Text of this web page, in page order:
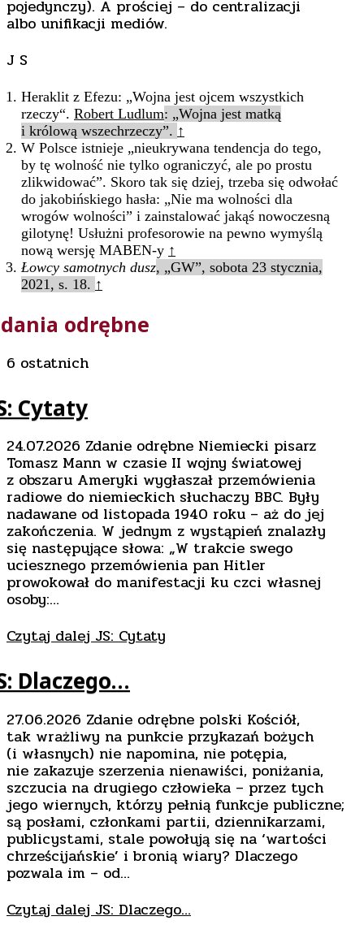
pojedynczy). A prościej – do centralizacji
albo unifikacji mediów.
J S
Heraklit z Efezu: „Wojna jest ojcem wszystkich
rzeczy“. Robert Ludlum: „Wojna jest matką
i królową wszechrzeczy”. ↑
W Polsce istnieje „nieukrywana tendencja do tego,
by tę wolność nie tylko ograniczyć, ale po prostu
zlikwidować”. Skoro tak się dziej, trzeba się odwołać
do jakobińskiego hasła: „Nie ma wolności dla
wrogów wolności” i zainstalować jakąś nowoczesną
gilotynę! Usłużni profesorowie na pewno wymyślą
nową wersję MABEN-y ↑
Łowcy samotnych dusz, „GW”, sobota 23 stycznia,
2021, s. 18. ↑
odrębne
6 ostatnich
Cytaty
24.07.2026 Zdanie odrębne Niemiecki pisarz
Tomasz Mann w czasie II wojny światowej
z obszaru Ameryki wygłaszał przemówienia
radiowe do niemieckich słuchaczy BBC. Były
nadawane od listopada 1940 roku – aż do jej
zakończenia. W jednym z wystąpień znalazły
się następujące słowa: „W trakcie swego
uciesznego przemówienia pan Hitler
prowokował do manifestacji ku czci własnej
osoby:…
Czytaj dalejJS: Cytaty
Dlaczego…
27.06.2026 Zdanie odrębne polski Kościół,
tak wrażliwy na punkcie przykazań bożych
(i własnych) nie napomina, nie potępia,
nie zakazuje szerzenia nienawiści, poniżania,
szczucia na drugiego człowieka – przez tych
jego wiernych, którzy pełnią funkcje publiczne;
są posłami, członkami partii, dziennikarzami,
publicystami, stale powołują się na ‘wartości
chrześcijańskie’ i bronią wiary? Dlaczego
pozwala im – od…
Czytaj dalejJS: Dlaczego…